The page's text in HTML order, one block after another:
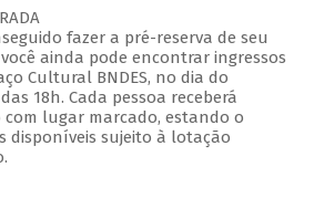
fazer a pré-reserva de seu
ainda pode encontrar ingressos
Cultural BNDES, no dia do
18h. Cada pessoa receberá
lugar marcado, estando o
disponíveis sujeito à lotação